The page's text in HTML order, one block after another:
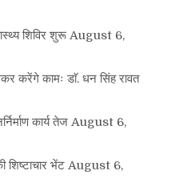
शिविर शुरू August 6,
करेंगे कामः डाॅ. धन सिंह रावत
कार्य तेज August 6,
शिष्टाचार भेंट August 6,